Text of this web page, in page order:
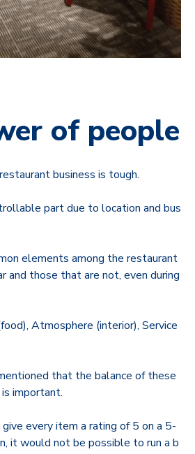
of people
business is tough.
part due to location and bus
elements among the restaurant
and those that are not, even during
Atmosphere (interior), Service
that the balance of these
important.
every item a rating of 5 on a 5-
it would not be possible to run a b